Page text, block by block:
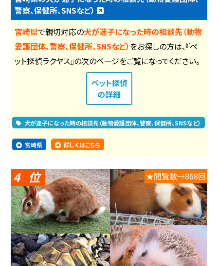
警察、保健所、SNSなど）
宮崎県で親切対応の犬が迷子になった時の相談先（動物
愛護団体、警察、保健所、SNSなど） をお探しの方は、『ペ
ット探偵ラクヤス』の次のページをご覧になってください。
ペット探偵
の詳細
犬が迷子になった時の相談先（動物愛護団体、警察、保健所、SNSなど）
宮崎県 詳しくはこちら
4 ★閲覧数→868回